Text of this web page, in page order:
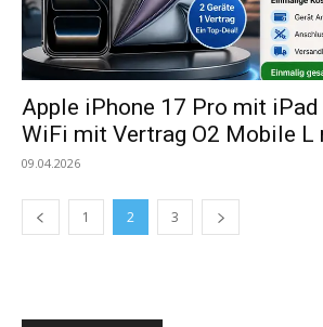
Apple iPhone 17 Pro mit
WiFi mit Vertrag O2 Mobile L
09.04.2026
1 2 3